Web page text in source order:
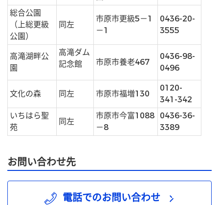
総合公園
（上総更級
公園）
同左
市原市更級5－1
－1
0436-20-
3555
高滝湖畔公
園
高滝ダム
記念館
市原市養老467
0436-98-
0496
文化の森 同左 市原市福増130
0120-
341-342
いちはら聖
苑
同左
市原市今富1088
－8
0436-36-
3389
お問い合わせ先
電話でのお問い合わせ